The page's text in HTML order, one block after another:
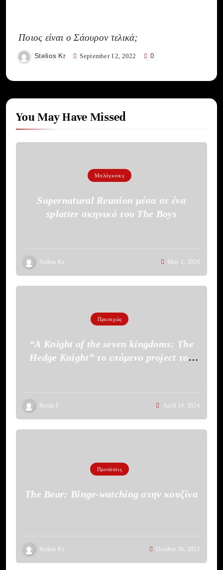
Ποιος είναι ο Σάουρον τελικά;
Stelios Kr September 12, 2022 0
You May Have Missed
Μπλόγκινκγ
Supernatural Reunion μέσα σε ένα
splatter σκηνικό του The Boys
Stelios Kr May 1, 2026
Προσεχώς
“A Knight of the seven kingdoms: The
Hedge Knight” το επόμενο project του
Roula F April 14, 2024
Προτάσεις
The Bear: Binge-watching στην κουζίνα
Stelios Kr October 30, 2022